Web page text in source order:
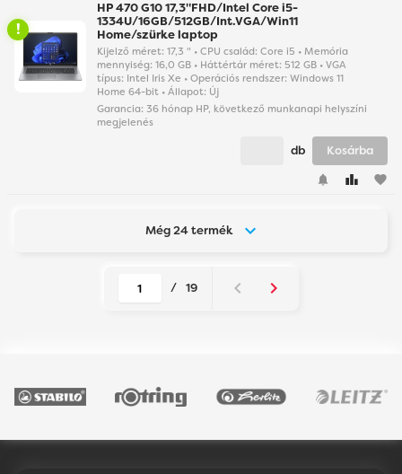
HP 470 G10 17,3"FHD/Intel Core i5-
1334U/16GB/512GB/Int.VGA/Win11
Home/szürke laptop
Kijelző méret: 17,3 " • CPU család: Core i5 • Memória
mennyiség: 16,0 GB • Háttértár méret: 512 GB • VGA
típus: Intel Iris Xe • Operációs rendszer: Windows 11
Home 64-bit • Állapot: Új
Garancia: 36 hónap HP, következő munkanapi helyszíni
megjelenés
favorite
db Kosárba
Még 24 termék
/ 19